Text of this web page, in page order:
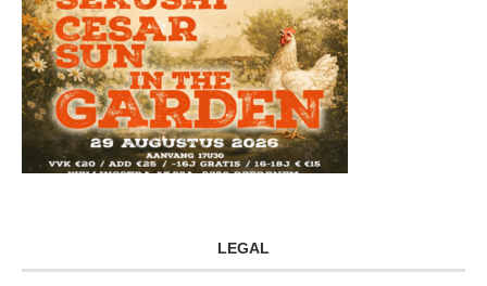
LEGAL